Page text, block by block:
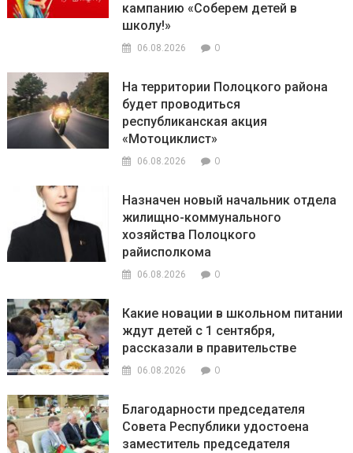
кампанию «Соберем детей в
школу!»
06.08.2026 0
На территории Полоцкого района
будет проводиться
республиканская акция
«Мотоциклист»
06.08.2026 0
Назначен новый начальник отдела
жилищно-коммунального
хозяйства Полоцкого
райисполкома
06.08.2026 0
Какие новации в школьном питании
ждут детей с 1 сентября,
рассказали в правительстве
06.08.2026 0
Благодарности председателя
Совета Республики удостоена
заместитель председателя